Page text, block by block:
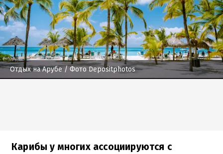
Отдых на Арубе / Фото Depositphotos
Карибы у многих ассоциируются с